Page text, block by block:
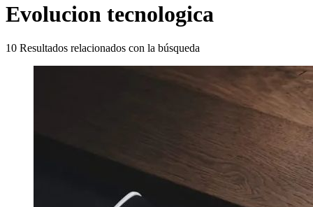
Evolucion tecnologica
10 Resultados relacionados con la búsqueda